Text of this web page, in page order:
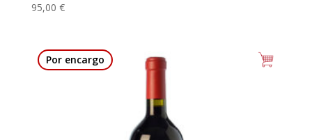
95,00 €
Por encargo